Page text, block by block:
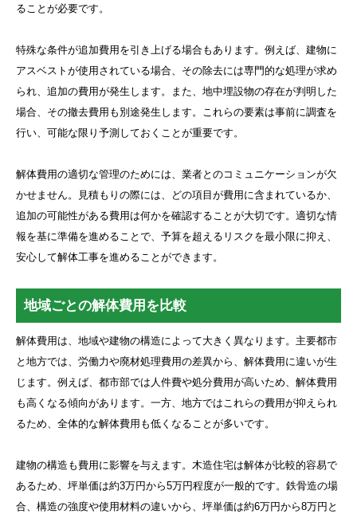
ることが必要です。
特殊な条件が追加費用を引き上げる場合もあります。例えば、建物に
アスベストが使用されている場合、その除去には専門的な処理が求め
られ、追加の費用が発生します。また、地中埋設物の存在が判明した
場合、その撤去費用も別途発生します。これらの要素は事前に調査を
行い、可能な限り予測しておくことが重要です。
解体費用の適切な管理のためには、業者とのコミュニケーションが欠
かせません。見積もりの際には、どの項目が費用に含まれているか、
追加の可能性がある費用は何かを確認することが大切です。適切な情
報を基に準備を進めることで、予算を超えるリスクを最小限に抑え、
安心して解体工事を進めることができます。
地域ごとの解体費用を比較
解体費用は、地域や建物の構造によって大きく異なります。主要都市
と地方では、労働力や廃材処理費用の差異から、解体費用に違いが生
じます。例えば、都市部では人件費や処分費用が高いため、解体費用
も高くなる傾向があります。一方、地方ではこれらの費用が抑えられ
るため、全体的な解体費用も低くなることが多いです。
建物の構造も費用に影響を与えます。木造住宅は解体が比較的容易で
あるため、坪単価は約3万円から5万円程度が一般的です。鉄骨造の場
合、構造の強度や使用材料の違いから、坪単価は約6万円から8万円と